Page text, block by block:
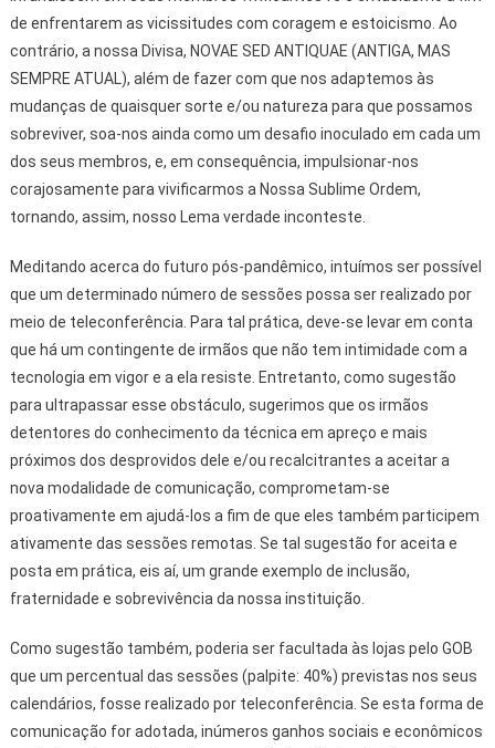
de enfrentarem as vicissitudes com coragem e estoicismo. Ao
contrário, a nossa Divisa, NOVAE SED ANTIQUAE (ANTIGA, MAS
SEMPRE ATUAL), além de fazer com que nos adaptemos às
mudanças de quaisquer sorte e/ou natureza para que possamos
sobreviver, soa-nos ainda como um desafio inoculado em cada um
dos seus membros, e, em consequência, impulsionar-nos
corajosamente para vivificarmos a Nossa Sublime Ordem,
tornando, assim, nosso Lema verdade inconteste.
Meditando acerca do futuro pós-pandêmico, intuímos ser possível
que um determinado número de sessões possa ser realizado por
meio de teleconferência. Para tal prática, deve-se levar em conta
que há um contingente de irmãos que não tem intimidade com a
tecnologia em vigor e a ela resiste. Entretanto, como sugestão
para ultrapassar esse obstáculo, sugerimos que os irmãos
detentores do conhecimento da técnica em apreço e mais
próximos dos desprovidos dele e/ou recalcitrantes a aceitar a
nova modalidade de comunicação, comprometam-se
proativamente em ajudá-los a fim de que eles também participem
ativamente das sessões remotas. Se tal sugestão for aceita e
posta em prática, eis aí, um grande exemplo de inclusão,
fraternidade e sobrevivência da nossa instituição.
Como sugestão também, poderia ser facultada às lojas pelo GOB
que um percentual das sessões (palpite: 40%) previstas nos seus
calendários, fosse realizado por teleconferência. Se esta forma de
comunicação for adotada, inúmeros ganhos sociais e econômicos